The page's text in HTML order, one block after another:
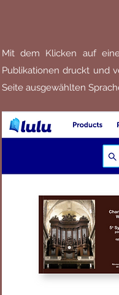
Mit dem Klicken auf
Publikationen druckt und
Seite ausgewählten